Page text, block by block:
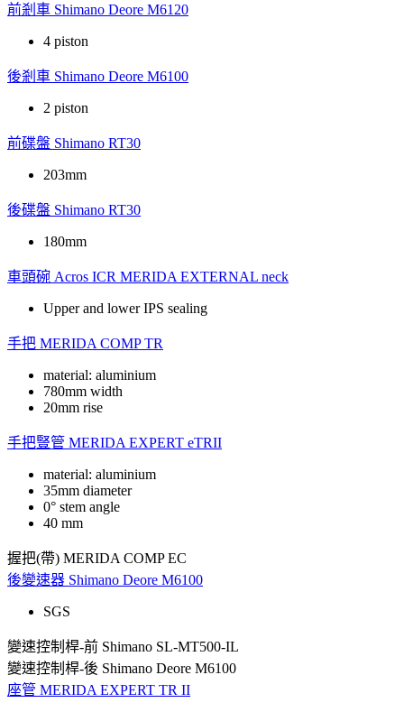
前剎車 Shimano Deore M6120
4 piston
後剎車 Shimano Deore M6100
2 piston
前碟盤 Shimano RT30
203mm
後碟盤 Shimano RT30
180mm
車頭碗 Acros ICR MERIDA EXTERNAL neck
Upper and lower IPS sealing
手把 MERIDA COMP TR
material: aluminium
780mm width
20mm rise
手把豎管 MERIDA EXPERT eTRII
material: aluminium
35mm diameter
0° stem angle
40 mm
握把(帶) MERIDA COMP EC
後變速器 Shimano Deore M6100
SGS
變速控制桿-前 Shimano SL-MT500-IL
變速控制桿-後 Shimano Deore M6100
座管 MERIDA EXPERT TR II